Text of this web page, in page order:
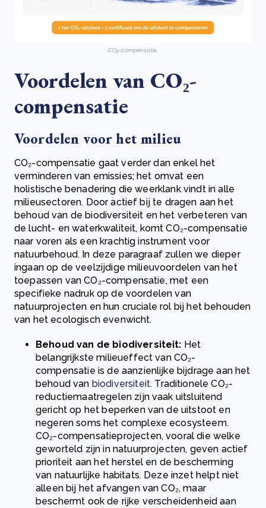
CO₂-compensatie.
Voordelen van CO₂-
compensatie
Voordelen voor het milieu
CO₂-compensatie gaat verder dan enkel het
verminderen van emissies; het omvat een
holistische benadering die weerklank vindt in alle
milieusectoren. Door actief bij te dragen aan het
behoud van de biodiversiteit en het verbeteren van
de lucht- en waterkwaliteit, komt CO₂-compensatie
naar voren als een krachtig instrument voor
natuurbehoud. In deze paragraaf zullen we dieper
ingaan op de veelzijdige milieuvoordelen van het
toepassen van CO₂-compensatie, met een
specifieke nadruk op de voordelen van
natuurprojecten en hun cruciale rol bij het behouden
van het ecologisch evenwicht.
Behoud van de biodiversiteit: Het
belangrijkste milieueffect van CO₂-
compensatie is de aanzienlijke bijdrage aan het
behoud van biodiversiteit. Traditionele CO₂-
reductiemaatregelen zijn vaak uitsluitend
gericht op het beperken van de uitstoot en
negeren soms het complexe ecosysteem.
CO₂-compensatieprojecten, vooral die welke
geworteld zijn in natuurprojecten, geven actief
prioriteit aan het herstel en de bescherming
van natuurlijke habitats. Deze inzet helpt niet
alleen bij het afvangen van CO₂, maar
beschermt ook de rijke verscheidenheid aan